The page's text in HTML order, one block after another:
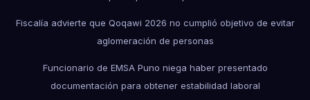
Fiscalía advierte que Qoqawi 2026 no cumplió objetivo de evitar
aglomeración de personas
Funcionario de EMSA Puno niega haber presentado
documentación para obtener estabilidad laboral